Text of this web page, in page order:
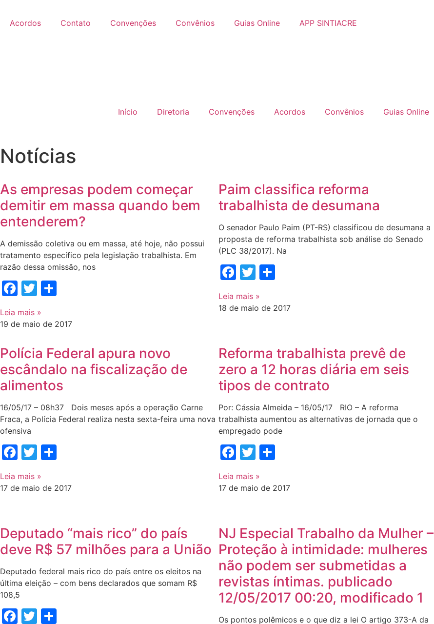
Acordos Contato Convenções Convênios Guias Online APP SINTIACRE
Início Diretoria Convenções Acordos Convênios Guias Online
Notícias
As empresas podem começar
demitir em massa quando bem
entenderem?
A demissão coletiva ou em massa, até hoje, não possui
tratamento específico pela legislação trabalhista. Em
razão dessa omissão, nos
Facebook
Twitter
Leia mais »
19 de maio de 2017
Paim classifica reforma
trabalhista de desumana
O senador Paulo Paim (PT-RS) classificou de desumana a
proposta de reforma trabalhista sob análise do Senado
(PLC 38/2017). Na
Facebook
Twitter
Leia mais »
18 de maio de 2017
Polícia Federal apura novo
escândalo na fiscalização de
alimentos
16/05/17 – 08h37 Dois meses após a operação Carne
Fraca, a Polícia Federal realiza nesta sexta-feira uma nova
ofensiva
Facebook
Twitter
Leia mais »
17 de maio de 2017
Reforma trabalhista prevê de
zero a 12 horas diária em seis
tipos de contrato
Por: Cássia Almeida – 16/05/17 RIO – A reforma
trabalhista aumentou as alternativas de jornada que o
empregado pode
Facebook
Twitter
Leia mais »
17 de maio de 2017
Deputado “mais rico” do país
deve R$ 57 milhões para a União
Deputado federal mais rico do país entre os eleitos na
última eleição – com bens declarados que somam R$
108,5
Facebook
Twitter
NJ Especial Trabalho da Mulher –
Proteção à intimidade: mulheres
não podem ser submetidas a
revistas íntimas. publicado
12/05/2017 00:20, modificado 1
Os pontos polêmicos e o que diz a lei O artigo 373-A da